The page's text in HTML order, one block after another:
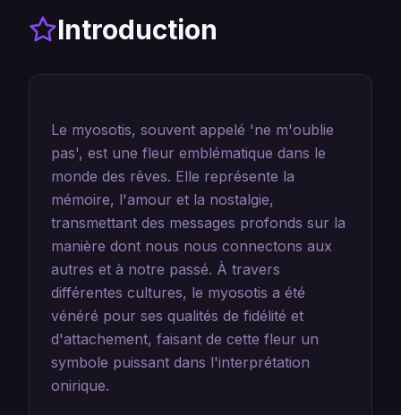
Introduction
Le myosotis, souvent appelé 'ne m'oublie
pas', est une fleur emblématique dans le
monde des rêves. Elle représente la
mémoire, l'amour et la nostalgie,
transmettant des messages profonds sur la
manière dont nous nous connectons aux
autres et à notre passé. À travers
différentes cultures, le myosotis a été
vénéré pour ses qualités de fidélité et
d'attachement, faisant de cette fleur un
symbole puissant dans l'interprétation
onirique.